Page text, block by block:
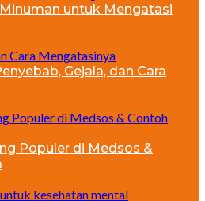
untuk Mengatasi
Gejala, dan Cara
Populer di Medsos &